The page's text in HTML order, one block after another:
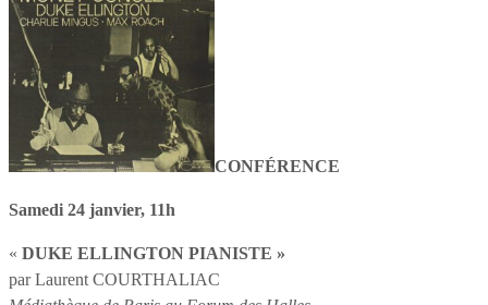
CONFÉRENCE
Samedi 24 janvier, 11h
« DUKE ELLINGTON PIANISTE »
par Laurent COURTHALIAC